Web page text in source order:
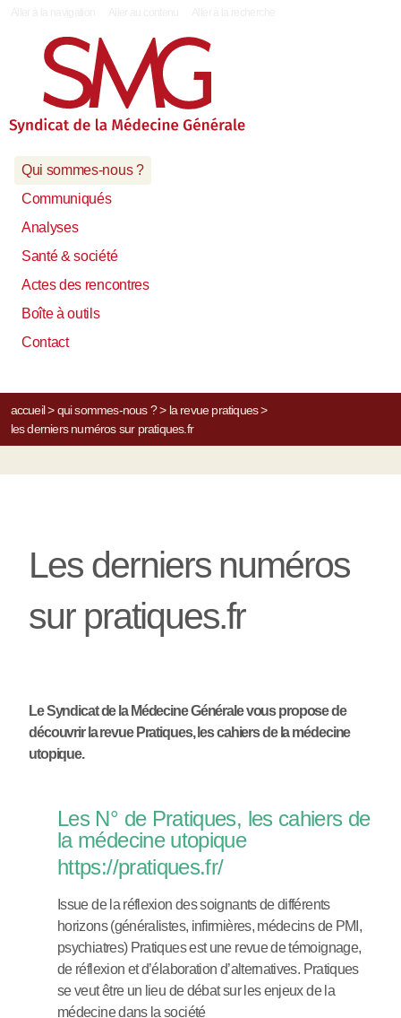
Qui sommes-nous ?
Communiqués
Analyses
Santé & société
Actes des rencontres
Boîte à outils
Contact
accueil> qui sommes-nous ?> la revue pratiques>
les derniers numéros sur pratiques.fr
Les derniers numéros
sur pratiques.fr
Le Syndicat de la Médecine Générale vous propose de
découvrir la revue Pratiques, les cahiers de la médecine
utopique.
Les N° de Pratiques, les cahiers de
la médecine utopique
https://pratiques.fr/
Issue de la réflexion des soignants de différents
horizons (généralistes, infirmières, médecins de PMI,
psychiatres) Pratiques est une revue de témoignage,
de réflexion et d’élaboration d’alternatives. Pratiques
se veut être un lieu de débat sur les enjeux de la
médecine dans la société